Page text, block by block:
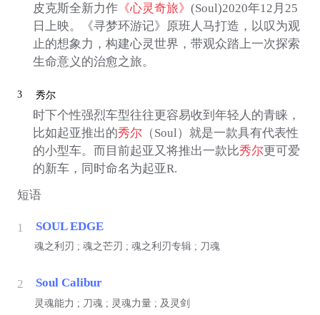
皮克斯全新力作《心灵奇旅》 (Soul)2020年12月25
日上映。《寻梦环游记》原班人马打造，以叹为观
止的想象力，构建心灵世界，带观众踏上一次探索
生命意义的治愈之旅。
3 秀尔
时下个性强烈车型往往更容易收到年轻人的青睐，
比如起亚推出的秀尔（Soul）就是一款具有代表性
的小型车。而目前起亚又将推出一款比秀尔更可爱
的新车，同时命名为起亚R.
短语
1 SOUL EDGE
魂之利刃 ; 魂之芒刃 ; 魂之利刃专辑 ; 刀魂
2 Soul Calibur
灵魂能力 ; 刀魂 ; 灵魂力量 ; 及灵剑